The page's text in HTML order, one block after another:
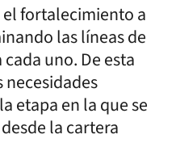
el fortalecimiento a
las líneas de
uno. De esta
necesidades
etapa en la que se
la cartera